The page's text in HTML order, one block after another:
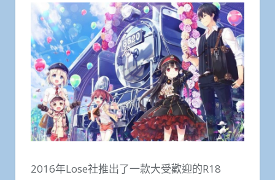
2016年Lose社推出了一款大受歡迎的R18